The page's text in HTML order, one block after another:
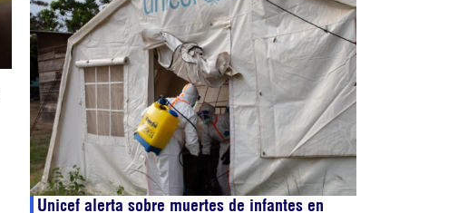
Unicef alerta sobre muertes de infantes en